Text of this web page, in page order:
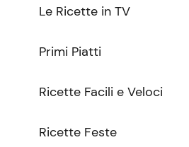
Le Ricette in TV
Primi Piatti
Ricette Facili e Veloci
Ricette Feste